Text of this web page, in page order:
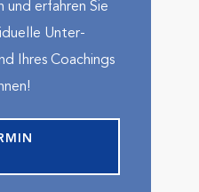
und erfahren Sie
Unter­
Ihres Coachings